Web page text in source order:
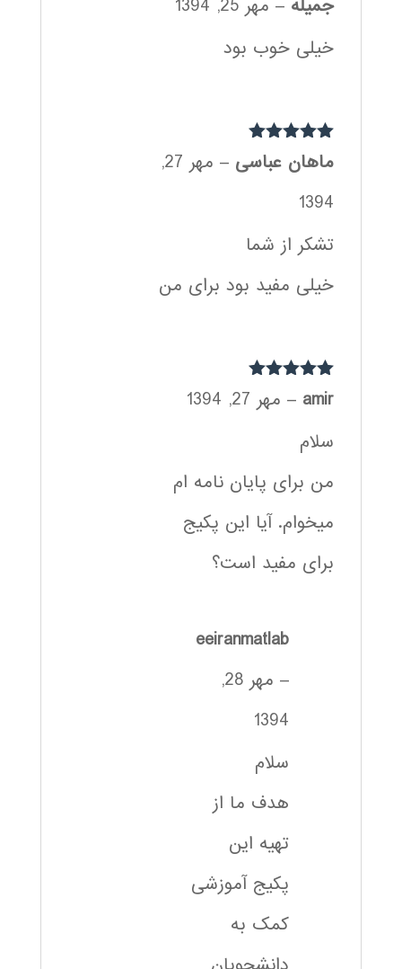
جمیله – مهر 25, 1394
خیلی خوب بود
نمره از 5
ماهان عباسی –
مهر 27,
1394
تشکر از شما
خیلی مفید بود برای من
نمره
amir
– مهر 27, 1394
سلام
من برای پایان نامه ام
میخوام. آیا این پکیج
برای مفید است؟
eeiranmatlab
–
مهر 28,
1394
سلام
هدف ما از
تهیه این
پکیج آموزشی
کمک به